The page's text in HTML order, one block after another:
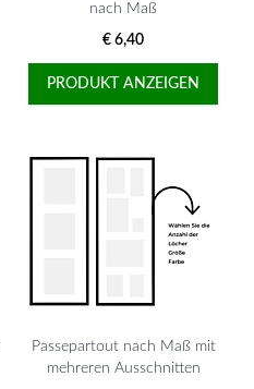
nach Maß
€ 6,40
PRODUKT ANZEIGEN
Passepartout nach Maß mit
mehreren Ausschnitten